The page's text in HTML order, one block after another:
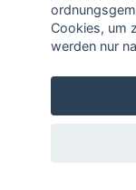
Cookies, um
werden nur